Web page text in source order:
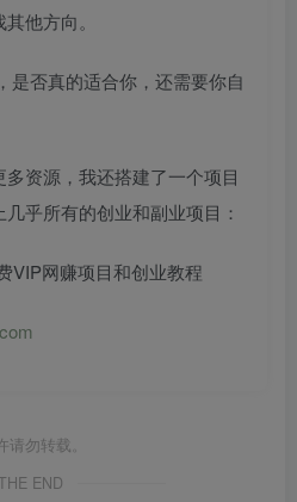
他方向。
，是否真的适合你，还需要你自
资源，我还搭建了一个项目
乎所有的创业和副业项目：
VIP网赚项目和创业教程
勿转载。
END